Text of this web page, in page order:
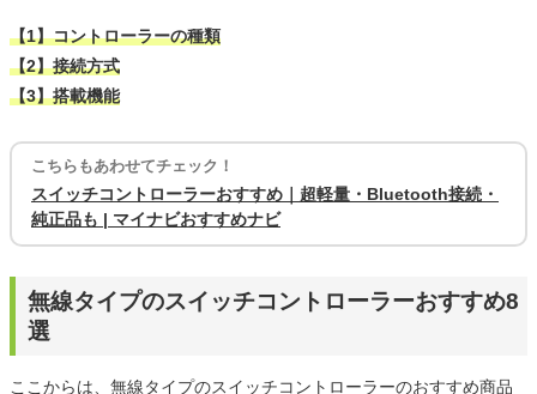
【1】コントローラーの種類
【2】接続方式
【3】搭載機能
こちらもあわせてチェック！
スイッチコントローラーおすすめ｜超軽量・Bluetooth接続・
純正品も | マイナビおすすめナビ
無線タイプのスイッチコントローラーおすすめ8
選
ここからは、無線タイプのスイッチコントローラーのおすすめ商品